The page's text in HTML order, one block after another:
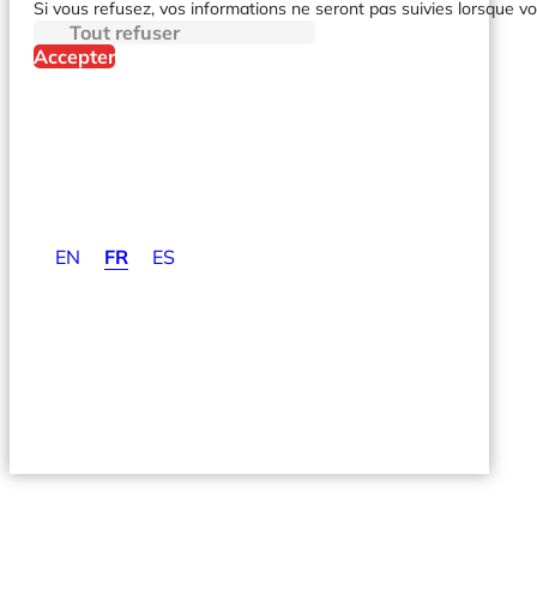
EN FR ES
Si vous refusez, vos informations ne seront pas suivies lorsque
Tout refuser
Accepter